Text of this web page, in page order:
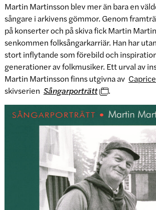
Martin Martinsson blev mer än bara en
sångare i arkivens gömmor. Genom
på konserter och på skiva fick Martin
senkommen folksångarkarriär. Han har
stort inflytande som förebild och
generationer av folkmusiker. Ett urval av
Martin Martinsson finns utgivna av
skivserien Sångarporträtt .